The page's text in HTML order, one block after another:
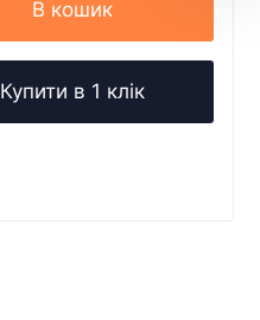
В кошик
Купити в 1 клік